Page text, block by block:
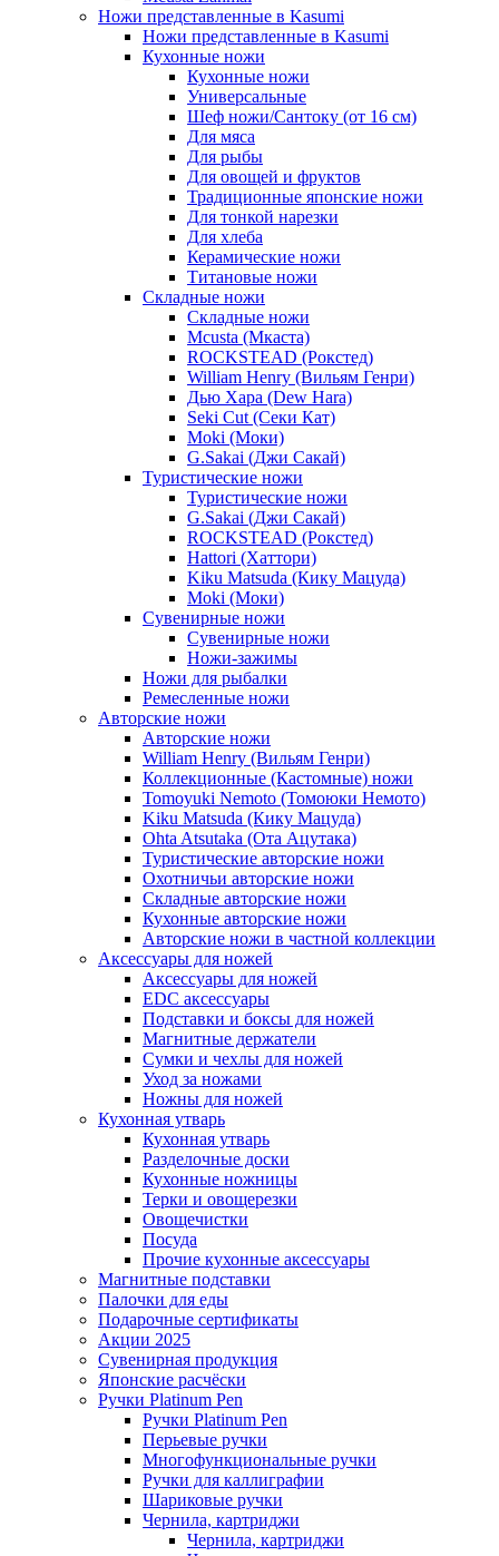
Ножи представленные в Kasumi
Ножи представленные в Kasumi
Кухонные ножи
Кухонные ножи
Универсальные
Шеф ножи/Сантоку (от 16 см)
Для мяса
Для рыбы
Для овощей и фруктов
Традиционные японские ножи
Для тонкой нарезки
Для хлеба
Керамические ножи
Титановые ножи
Складные ножи
Складные ножи
Mcusta (Мкаста)
ROCKSTEAD (Рокстед)
William Henry (Вильям Генри)
Дью Хара (Dew Hara)
Seki Cut (Секи Кат)
Moki (Моки)
G.Sakai (Джи Сакай)
Туристические ножи
Туристические ножи
G.Sakai (Джи Сакай)
ROCKSTEAD (Рокстед)
Hattori (Хаттори)
Kiku Matsuda (Кику Мацуда)
Moki (Моки)
Сувенирные ножи
Сувенирные ножи
Ножи-зажимы
Ножи для рыбалки
Ремесленные ножи
Авторские ножи
Авторские ножи
William Henry (Вильям Генри)
Коллекционные (Кастомные) ножи
Tomoyuki Nemoto (Томоюки Немото)
Kiku Matsuda (Кику Мацуда)
Ohta Atsutaka (Ота Ацутака)
Туристические авторские ножи
Охотничьи авторские ножи
Складные авторские ножи
Кухонные авторские ножи
Авторские ножи в частной коллекции
Аксессуары для ножей
Аксессуары для ножей
EDC аксессуары
Подставки и боксы для ножей
Магнитные держатели
Сумки и чехлы для ножей
Уход за ножами
Ножны для ножей
Кухонная утварь
Кухонная утварь
Разделочные доски
Кухонные ножницы
Терки и овощерезки
Овощечистки
Посуда
Прочие кухонные аксессуары
Магнитные подставки
Палочки для еды
Подарочные сертификаты
Акции 2025
Сувенирная продукция
Японские расчёски
Ручки Platinum Pen
Ручки Platinum Pen
Перьевые ручки
Многофункциональные ручки
Ручки для каллиграфии
Шариковые ручки
Чернила, картриджи
Чернила, картриджи